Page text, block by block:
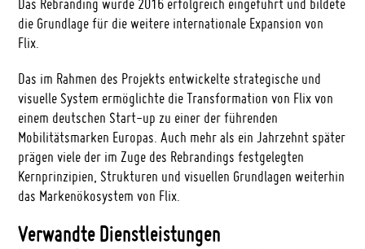
die Grundlage für die weitere internationale Expansion von
Flix.
Das im Rahmen des Projekts entwickelte strategische und
visuelle System ermöglichte die Transformation von Flix von
einem deutschen Start-up zu einer der führenden
Mobilitätsmarken Europas. Auch mehr als ein Jahrzehnt später
prägen viele der im Zuge des Rebrandings festgelegten
Kernprinzipien, Strukturen und visuellen Grundlagen weiterhin
das Markenökosystem von Flix.
Verwandte Dienstleistungen